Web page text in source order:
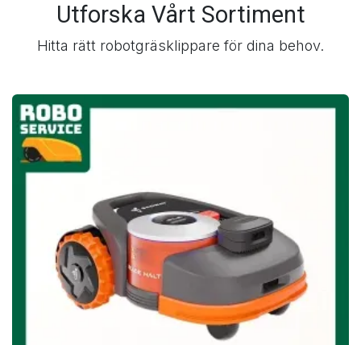
Utforska Vårt Sortiment
Hitta rätt robotgräsklippare för dina behov.